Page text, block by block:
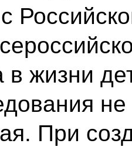
в жизни
При